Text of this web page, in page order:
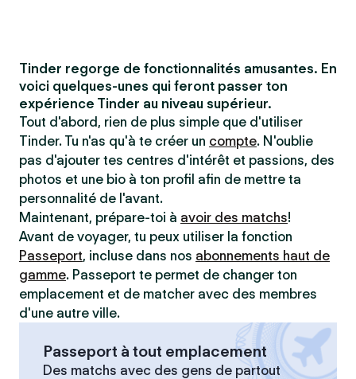
Tinder regorge de fonctionnalités amusantes. En
voici quelques-unes qui feront passer ton
expérience Tinder au niveau supérieur.
Tout d'abord, rien de plus simple que d'utiliser
Tinder. Tu n'as qu'à te créer un compte. N'oublie
pas d'ajouter tes centres d'intérêt et passions, des
photos et une bio à ton profil afin de mettre ta
personnalité de l'avant.
Maintenant, prépare-toi à avoir des matchs!
Avant de voyager, tu peux utiliser la fonction
Passeport, incluse dans nos abonnements haut de
gamme. Passeport te permet de changer ton
emplacement et de matcher avec des membres
d'une autre ville.
Passeport à tout emplacement
Des matchs avec des gens de partout